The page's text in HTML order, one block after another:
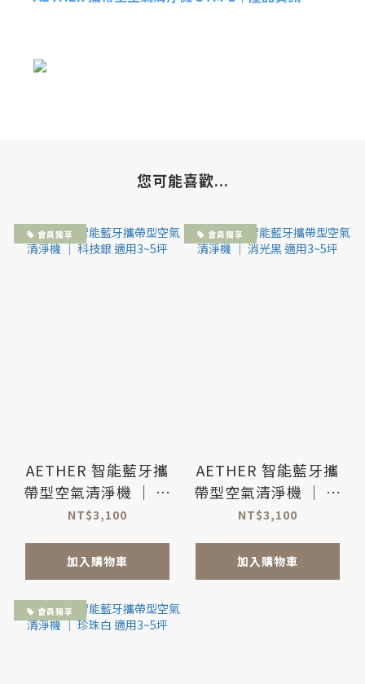
您可能喜歡...
會員獨享
AETHER 智能藍牙攜
帶型空氣清淨機 ｜ 科
技銀 適用3~5坪
NT$3,100
加入購物車
會員獨享
AETHER 智能藍牙攜
帶型空氣清淨機 ｜ 消
光黑 適用3~5坪
NT$3,100
加入購物車
會員獨享